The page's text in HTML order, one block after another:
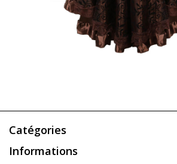
Catégories
Informations